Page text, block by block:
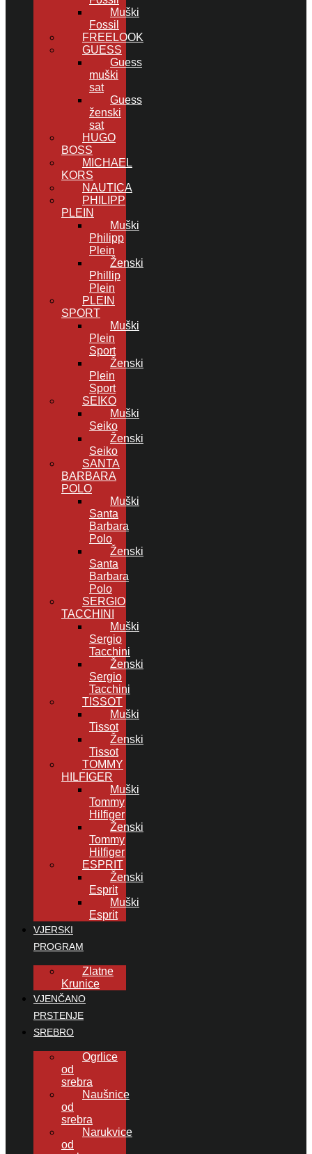
Muški
Fossil
FREELOOK
GUESS
Guess
muški
sat
Guess
ženski
sat
HUGO
BOSS
MICHAEL
KORS
NAUTICA
PHILIPP
PLEIN
Muški
Philipp
Plein
Ženski
Phillip
Plein
PLEIN
SPORT
Muški
Plein
Sport
Ženski
Plein
Sport
SEIKO
Muški
Seiko
Ženski
Seiko
SANTA
BARBARA
POLO
Muški
Santa
Barbara
Polo
Ženski
Santa
Barbara
Polo
SERGIO
TACCHINI
Muški
Sergio
Tacchini
Ženski
Sergio
Tacchini
TISSOT
Muški
Tissot
Ženski
Tissot
TOMMY
HILFIGER
Muški
Tommy
Hilfiger
Ženski
Tommy
Hilfiger
ESPRIT
Ženski
Esprit
Muški
Esprit
VJERSKI
PROGRAM
Zlatne
Krunice
VJENČANO
PRSTENJE
SREBRO
Ogrlice
od
srebra
Naušnice
od
srebra
Narukvice
od